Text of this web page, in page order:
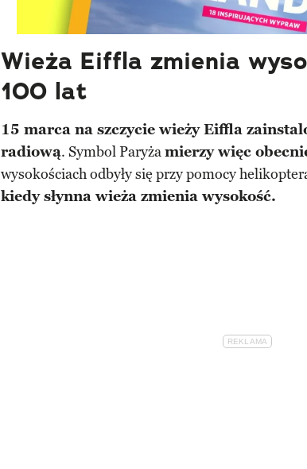
Wieża Eiffla zmienia
100 lat
15 marca na szczycie wieży Eiffla
radiową. Symbol Paryżamierzy więc
wysokościach odbyły się przy pomocy
kiedy słynna wieża zmienia wysokość.